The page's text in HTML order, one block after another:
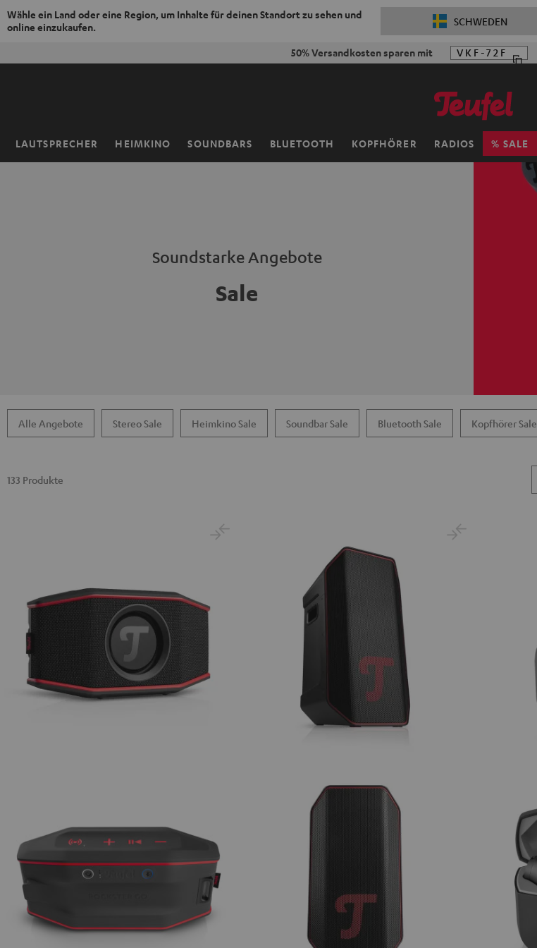
Wähle ein Land oder eine Region, um Inhalte für deinen Standort zu sehen und
online einzukaufen.
SCHWEDEN
50% Versandkosten sparen mit VKF-72F
LAUTSPRECHER HEIMKINO SOUNDBARS BLUETOOTH KOPFHÖRER RADIOS SALE
Startseite
Soundstarke Angebote
Sale
Alle Angebote Stereo Sale Heimkino Sale Soundbar Sale Bluetooth Sale Kopfhörer Sale
133 Produkte